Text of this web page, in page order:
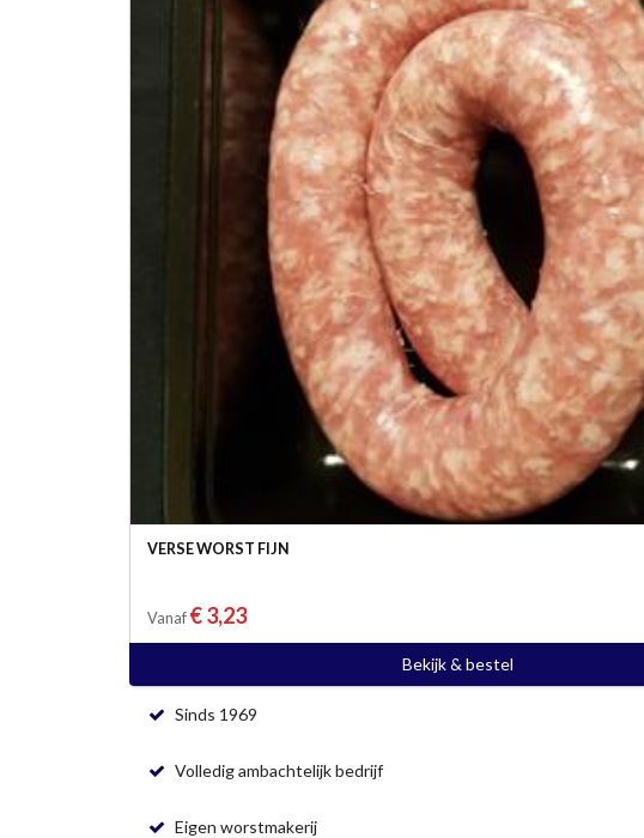
VERSE WORST FIJN
Vanaf € 3,23
Bekijk & bestel
Sinds 1969
Volledig ambachtelijk bedrijf
Eigen worstmakerij